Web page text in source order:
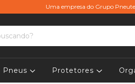
Uma empresa do Grupo
Pneus Protetores